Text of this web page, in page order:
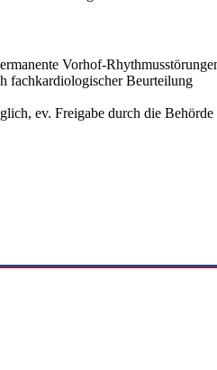
Vorhof-
fachkardiologischer Beurteilung
ev. Freigabe durch die